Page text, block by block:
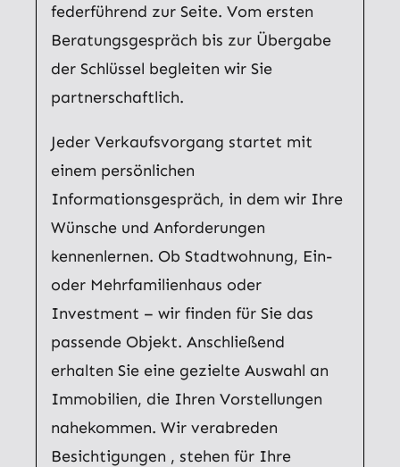
federführend zur Seite. Vom ersten
Beratungsgespräch bis zur Übergabe
der Schlüssel begleiten wir Sie
partnerschaftlich.
Jeder Verkaufsvorgang startet mit
einem persönlichen
Informationsgespräch, in dem wir Ihre
Wünsche und Anforderungen
kennenlernen. Ob Stadtwohnung, Ein-
oder Mehrfamilienhaus oder
Investment – wir finden für Sie das
passende Objekt. Anschließend
erhalten Sie eine gezielte Auswahl an
Immobilien, die Ihren Vorstellungen
nahekommen. Wir verabreden
Besichtigungen , stehen für Ihre